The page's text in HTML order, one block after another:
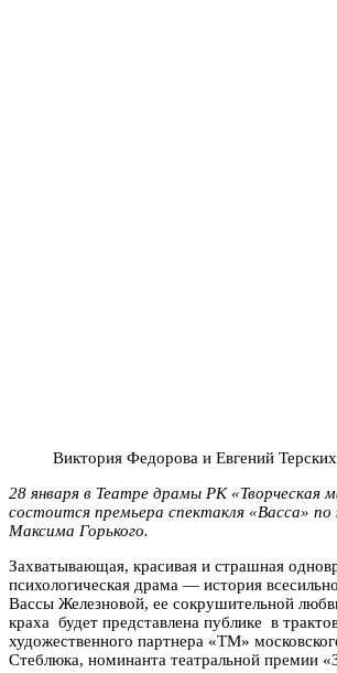
Виктория Федорова и Евгений Терских
28 января в Театре драмы РК «Творческая
состоится премьера спектакля «Васса» по
Максима Горького.
Захватывающая, красивая и страшная
психологическая драма — история
Вассы Железновой, ее сокрушительной
краха будет представлена публике в
художественного партнера «ТМ»
Стеблюка, номинанта театральной премии